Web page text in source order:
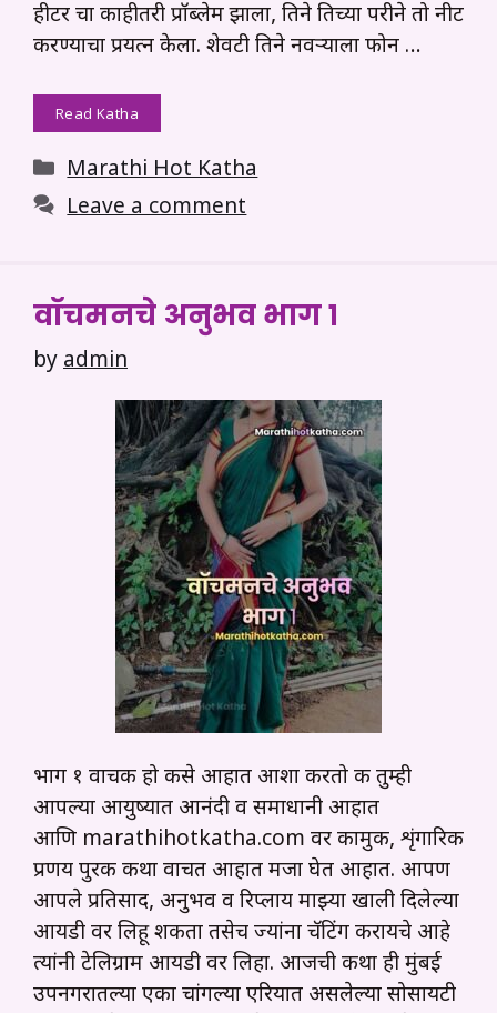
हीटर चा काहीतरी प्रॉब्लेम झाला, तिने तिच्या परीने तो नीट
करण्याचा प्रयत्न केला. शेवटी तिने नवऱ्याला फोन …
Read Katha
Categories
Marathi Hot Katha
Leave a comment
वॉचमनचे अनुभव भाग १
by admin
भाग १ वाचक हो कसे आहात आशा करतो की तुम्ही
आपल्या आयुष्यात आनंदी व समाधानी आहात
आणि marathihotkatha.com वर कामुक, शृंगारिक
प्रणय पुरक कथा वाचत आहात मजा घेत आहात. आपण
आपले प्रतिसाद, अनुभव व रिप्लाय माझ्या खाली दिलेल्या
आयडी वर लिहू शकता तसेच ज्यांना चॅटिंग करायचे आहे
त्यांनी टेलिग्राम आयडी वर लिहा. आजची कथा ही मुंबई
उपनगरातल्या एका चांगल्या एरियात असलेल्या सोसायटी